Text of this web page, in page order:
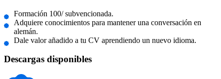
Formación 100/ subvencionada.
Adquiere conocimientos para mantener una conversación en
alemán.
Dale valor añadido a tu CV aprendiendo un nuevo idioma.
Descargas disponibles